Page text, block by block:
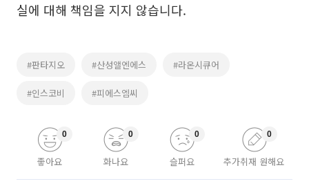
실에 대해 책임을 지지 않습니다.
#판타지오 #산성앨엔에스 #라온시큐어
#인스코비 #피에스엠씨
좋아요
0
화나요
0
슬퍼요
0
추가취재 원해요
0